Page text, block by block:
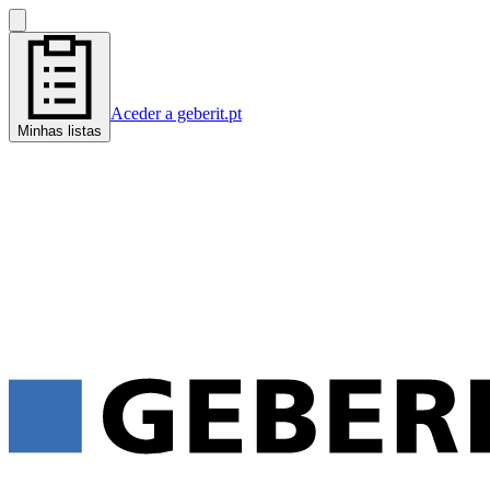
Minhas listas
Aceder a geberit.pt